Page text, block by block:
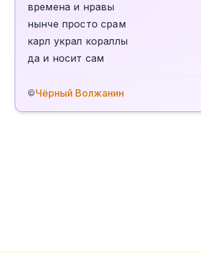
времена и нравы
нынче просто срам
карл украл кораллы
да и носит сам
©Чёрный Волжанин